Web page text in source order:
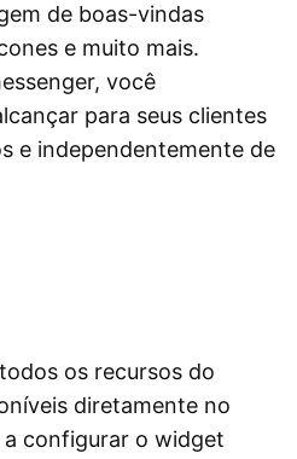
de boas-vindas
e muito mais.
você
para seus clientes
e independentemente de
os recursos do
diretamente no
configurar o widget